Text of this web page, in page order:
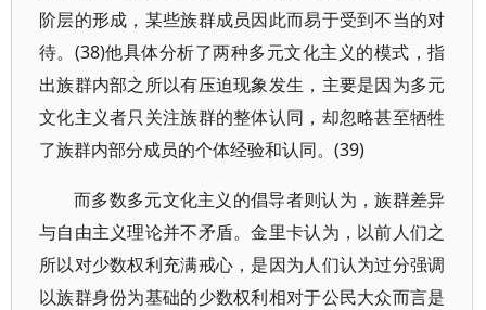
阶层的形成，某些族群成员因此而易于受到不当的对
待。(38)他具体分析了两种多元文化主义的模式，指
出族群内部之所以有压迫现象发生，主要是因为多元
文化主义者只关注族群的整体认同，却忽略甚至牺牲
了族群内部分成员的个体经验和认同。(39)
而多数多元文化主义的倡导者则认为，族群差异
与自由主义理论并不矛盾。金里卡认为，以前人们之
所以对少数权利充满戒心，是因为人们认为过分强调
以族群身份为基础的少数权利相对于公民大众而言是